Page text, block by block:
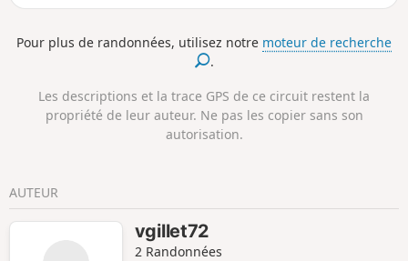
Pour plus de randonnées, utilisez notre moteur de recherche
.
Les descriptions et la trace GPS de ce circuit restent la
propriété de leur auteur. Ne pas les copier sans son
autorisation.
AUTEUR
vgillet72
2 Randonnées